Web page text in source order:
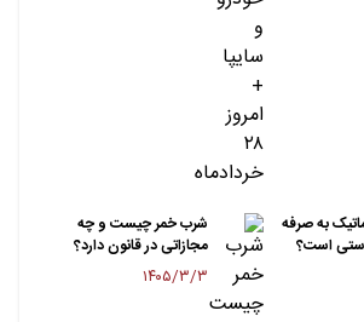
به ‌صرفه
است؟
شرب خمر چیست و چه
مجازاتی در قانون دارد؟
۱۴۰۵/۳/۳